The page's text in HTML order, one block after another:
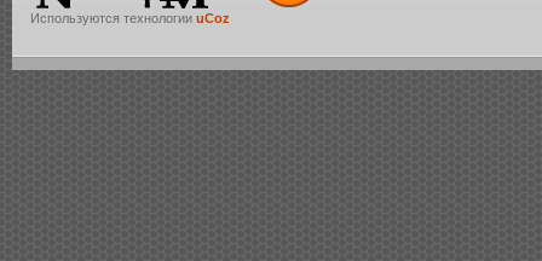
Используются технологии uCoz